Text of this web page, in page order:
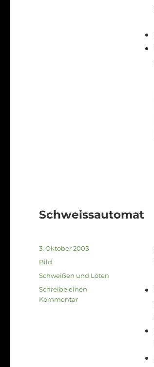
Schweissautomat
Veröffentlicht
am
3. Oktober 2005
Format
Bild
Kategorien
Schweißen und Löten
Schreibe einen
Kommentarzu